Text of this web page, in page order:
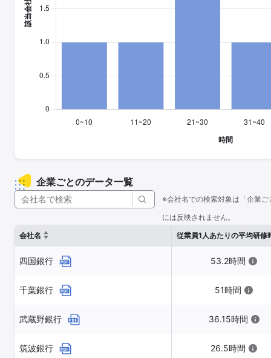
企業ごとのデータ一覧
※会社名での検索対象は「企業
には反映されません。
会社名
従業員1人あたりの平均研修
四国銀行 53.2時間
千葉銀行 51時間
武蔵野銀行 36.15時間
筑波銀行 26.5時間